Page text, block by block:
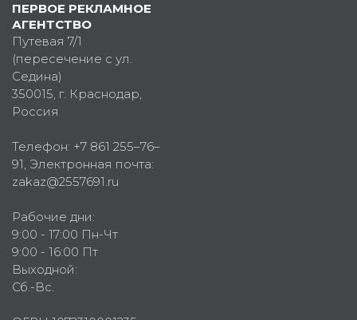
ПЕРВОЕ РЕКЛАМНОЕ
АГЕНТСТВО
Путевая 7/1
(пересечение с ул.
Седина)
350015, г. Краснодар,
Россия
Телефон: +7 861 255–76–
91, Электронная почта:
zakaz@2557691.ru
Рабочие дни:
9:00 - 17:00 Пн-Чт
9:00 - 16:00 Пт
Выходной:
Сб.-Вс.